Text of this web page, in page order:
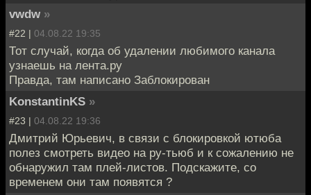
vwdw »
#22 | 04.08.22 19:35
Тот случай, когда об удалении любимого канала
узнаешь на лента.ру
Правда, там написано Заблокирован
KonstantinKS »
#23 | 04.08.22 19:36
Дмитрий Юрьевич, в связи с блокировкой ютюба
полез смотреть видео на ру-тьюб и к сожалению не
обнаружил там плей-листов. Подскажите, со
временем они там появятся ?